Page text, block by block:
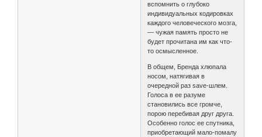
вспомнить о глубоко
индивидуальных кодировках
каждого человеческого мозга,
— чужая память просто не
будет прочитана им как что-
то осмысленное.
В общем, Бренда хлюпала
носом, натягивая в
очередной раз save-шлем.
Голоса в ее разуме
становились все громче,
порою перебивая друг друга.
Особенно голос ее спутника,
приобретающий мало-помалу